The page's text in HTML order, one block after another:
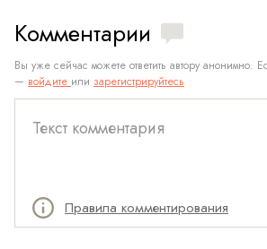
Комментарии
Вы уже сейчас можете ответить автору анонимно.
— войдите или зарегистрируйтесь
Правила комментирования